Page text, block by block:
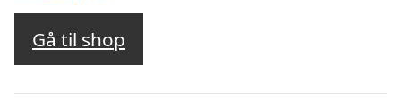
Gå til shop